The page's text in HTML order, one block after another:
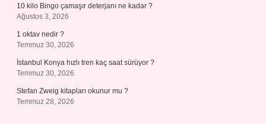
10 kilo Bingo çamaşır deterjanı ne kadar ?
Ağustos 3, 2026
1 oktav nedir ?
Temmuz 30, 2026
İstanbul Konya hızlı tren kaç saat sürüyor ?
Temmuz 30, 2026
Stefan Zweig kitapları okunur mu ?
Temmuz 28, 2026